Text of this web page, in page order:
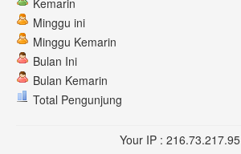
Kemarin
Minggu ini
Minggu Kemarin
Bulan Ini
Bulan Kemarin
Total Pengunjung
Your IP : 216.73.217.95